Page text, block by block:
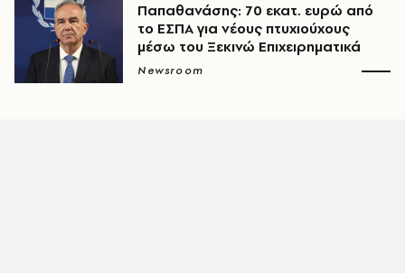
Παπαθανάσης: 70 εκατ. ευρώ από
το ΕΣΠΑ για νέους πτυχιούχους
μέσω του Ξεκινώ Επιχειρηματικά
Newsroom